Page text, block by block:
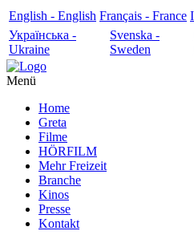
English - English Français - France
Українська -
Ukraine
Svenska -
Sweden
Menü
Home
Greta
Filme
HÖRFILM
Mehr Freizeit
Branche
Kinos
Presse
Kontakt